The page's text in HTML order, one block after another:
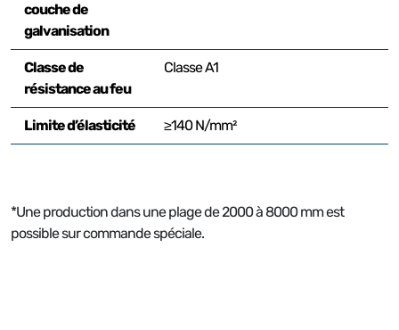
couche de
galvanisation
Classe de
résistance au feu
Classe A1
Limite d’élasticité ≥140 N/mm²
*Une production dans une plage de 2000 à 8000 mm est
possible sur commande spéciale.